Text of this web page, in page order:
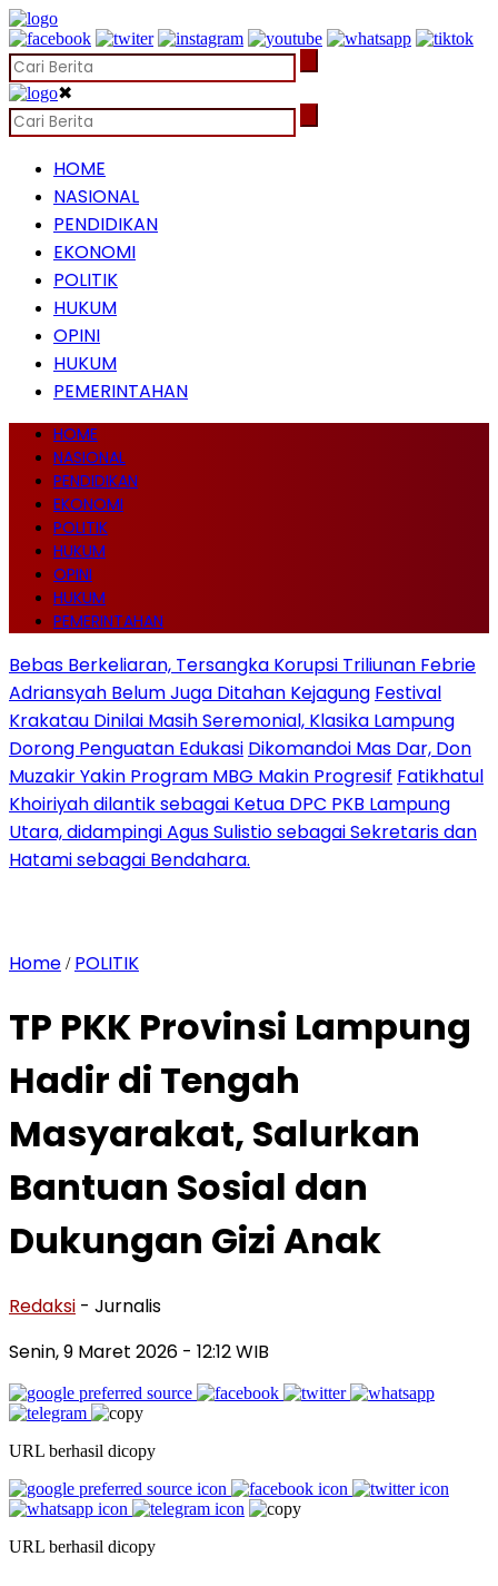
✖
HOME
NASIONAL
PENDIDIKAN
EKONOMI
POLITIK
HUKUM
OPINI
HUKUM
PEMERINTAHAN
HOME
NASIONAL
PENDIDIKAN
EKONOMI
POLITIK
HUKUM
OPINI
HUKUM
PEMERINTAHAN
Bebas Berkeliaran, Tersangka Korupsi Triliunan Febrie
Adriansyah Belum Juga Ditahan Kejagung Festival
Krakatau Dinilai Masih Seremonial, Klasika Lampung
Dorong Penguatan Edukasi Dikomandoi Mas Dar, Don
Muzakir Yakin Program MBG Makin Progresif Fatikhatul
Khoiriyah dilantik sebagai Ketua DPC PKB Lampung
Utara, didampingi Agus Sulistio sebagai Sekretaris dan
Hatami sebagai Bendahara.
Home / POLITIK
TP PKK Provinsi Lampung
Hadir di Tengah
Masyarakat, Salurkan
Bantuan Sosial dan
Dukungan Gizi Anak
Redaksi - Jurnalis
Senin, 9 Maret 2026 - 12:12 WIB
URL berhasil dicopy
URL berhasil dicopy